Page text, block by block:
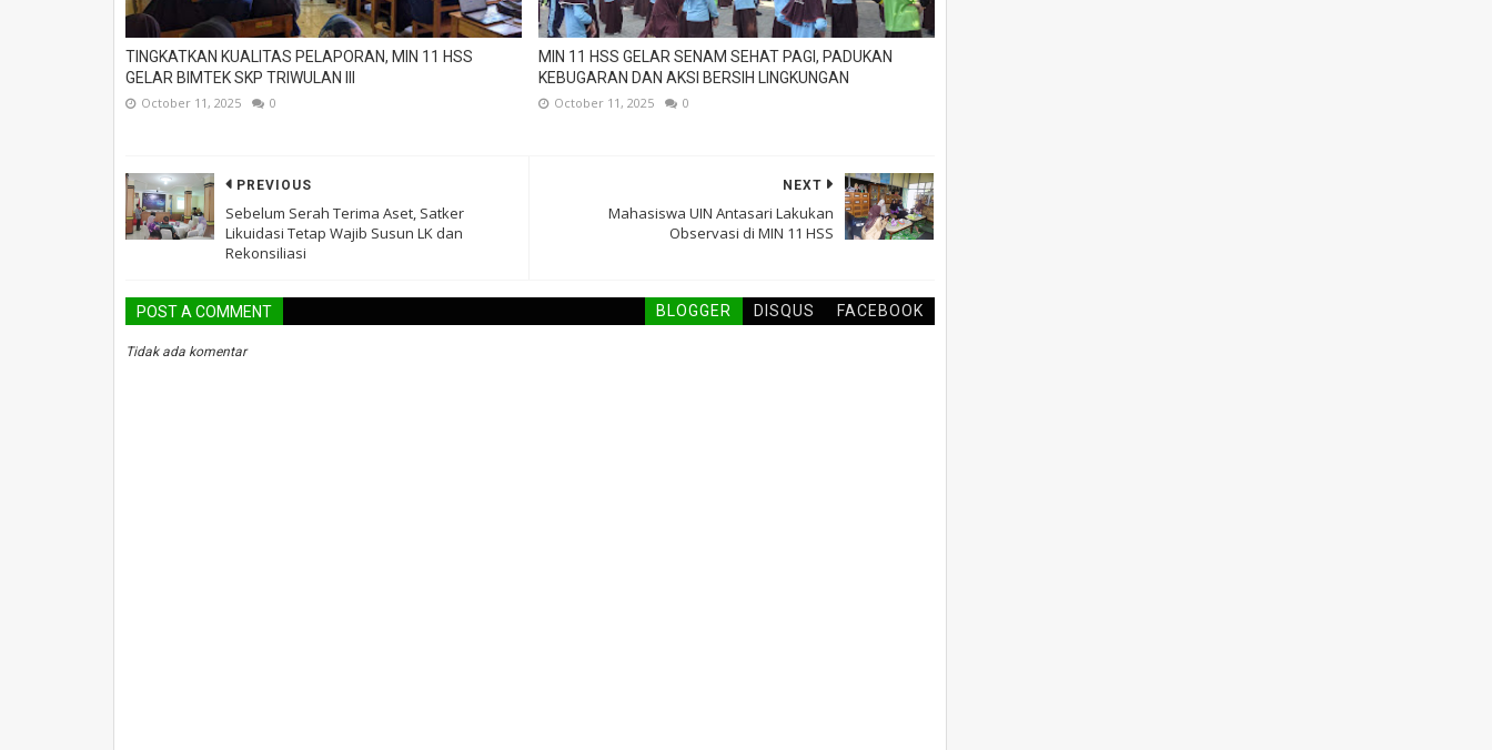
TINGKATKAN KUALITAS PELAPORAN, MIN 11 HSS
GELAR BIMTEK SKP TRIWULAN III
October 11, 2025 0
MIN 11 HSS GELAR SENAM SEHAT PAGI, PADUKAN
KEBUGARAN DAN AKSI BERSIH LINGKUNGAN
October 11, 2025 0
NEXT
Mahasiswa UIN Antasari Lakukan
Observasi di MIN 11 HSS
PREVIOUS
Sebelum Serah Terima Aset, Satker
Likuidasi Tetap Wajib Susun LK dan
Rekonsiliasi
POST A COMMENT BLOGGER DISQUS FACEBOOK
Tidak ada komentar